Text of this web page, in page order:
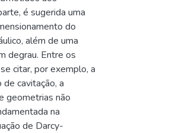
é sugerida uma
do
além de uma
degrau. Entre os
citar, por exemplo, a
cavitação, a
geometrias não
na
de Darcy-